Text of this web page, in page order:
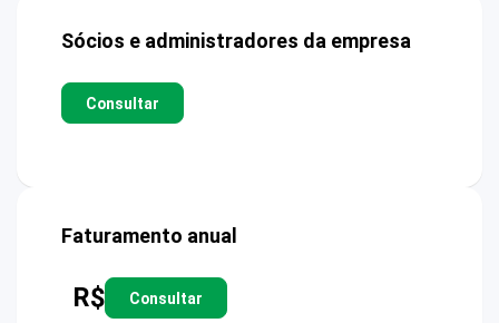
Sócios e administradores da empresa
Consultar
Faturamento anual
R$ Consultar